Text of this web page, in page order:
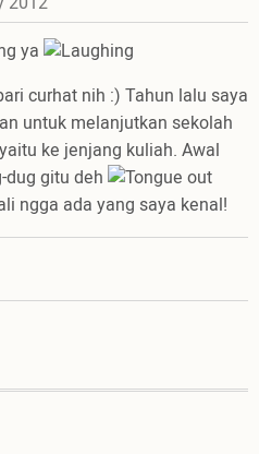
ya
curhat nih :) Tahun lalu saya
untuk melanjutkan sekolah
ke jenjang kuliah. Awal
dug gitu deh
ngga ada yang saya kenal!